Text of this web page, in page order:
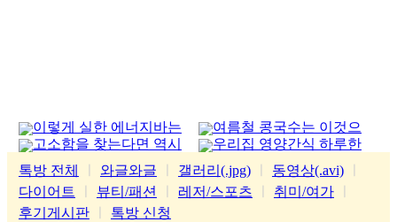
이렇게 실한 에너지바는
처음
여름철 콩국수는 이것으
로
고소함을 찾는다면 역시
가평잣
우리집 영양간식 하루한
줌
톡방 전체 와글와글 갤러리(.jpg) 동영상(.avi)
다이어트
뷰티/패션 레저/스포츠 취미/여가
후기게시판
톡방 신청